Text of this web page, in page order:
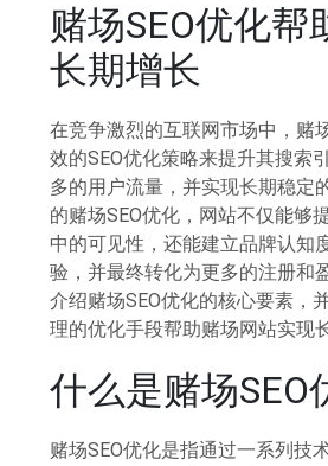
赌场SEO优化帮
长期增长
在竞争激烈的互联网市场中，赌
效的SEO优化策略来提升其搜索
多的用户流量，并实现长期稳定
的赌场SEO优化，网站不仅能够
中的可见性，还能建立品牌认知
验，并最终转化为更多的注册和
介绍赌场SEO优化的核心要素，
理的优化手段帮助赌场网站实现
什么是赌场SEO
赌场SEO优化是指通过一系列技